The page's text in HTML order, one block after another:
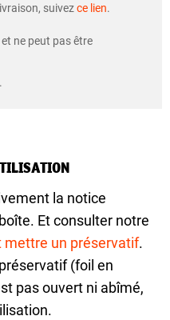
suivezce lien.
ne peut pas être
la notice
Et consulter notre
mettre un préservatif.
(foil en
pas ouvert ni abîmé,